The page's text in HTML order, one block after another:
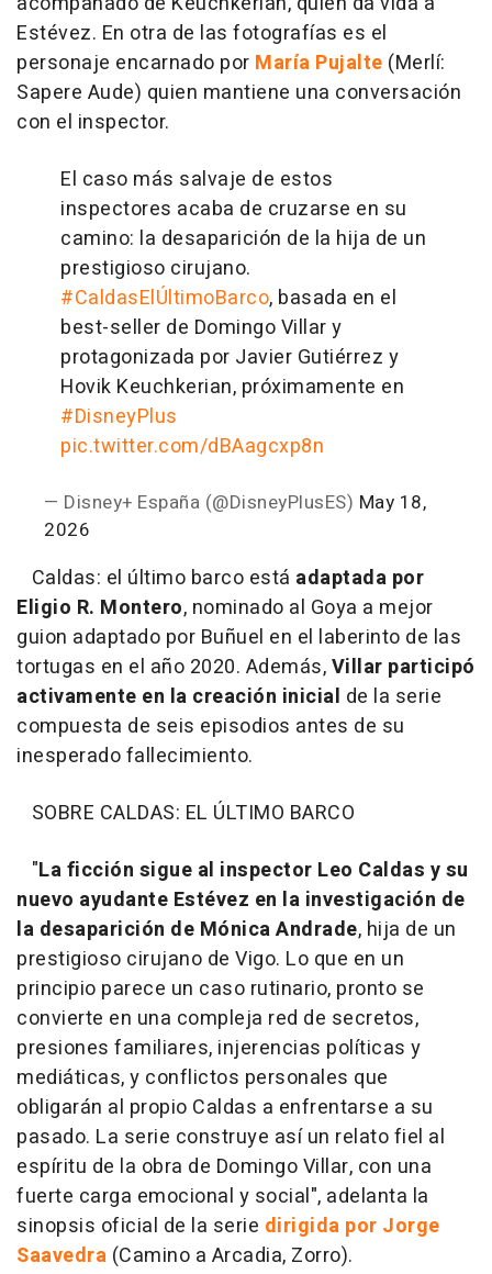
Estévez. En otra de las fotografías es el
personaje encarnado por María Pujalte (Merlí:
Sapere Aude) quien mantiene una conversación
con el inspector.
El caso más salvaje de estos
inspectores acaba de cruzarse en su
camino: la desaparición de la hija de un
prestigioso cirujano.
#CaldasElÚltimoBarco, basada en el
best-seller de Domingo Villar y
protagonizada por Javier Gutiérrez y
Hovik Keuchkerian, próximamente en
#DisneyPlus
pic.twitter.com/dBAagcxp8n
— Disney+ España (@DisneyPlusES) May 18,
2026
Caldas: el último barco está adaptada por
Eligio R. Montero, nominado al Goya a mejor
guion adaptado por Buñuel en el laberinto de las
tortugas en el año 2020. Además,Villar participó
activamente en la creación inicial de la serie
compuesta de seis episodios antes de su
inesperado fallecimiento.
SOBRE CALDAS: EL ÚLTIMO BARCO
"La ficción sigue al inspector Leo Caldas y su
nuevo ayudante Estévez en la investigación de
la desaparición de Mónica Andrade, hija de un
prestigioso cirujano de Vigo. Lo que en un
principio parece un caso rutinario, pronto se
convierte en una compleja red de secretos,
presiones familiares, injerencias políticas y
mediáticas, y conflictos personales que
obligarán al propio Caldas a enfrentarse a su
pasado. La serie construye así un relato fiel al
espíritu de la obra de Domingo Villar, con una
fuerte carga emocional y social", adelanta la
sinopsis oficial de la serie dirigida por Jorge
Saavedra (Camino a Arcadia, Zorro).